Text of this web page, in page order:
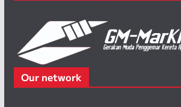
Our network